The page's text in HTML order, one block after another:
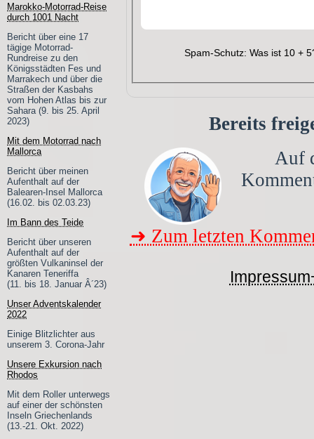
Marokko-Motorrad-Reise
durch 1001 Nacht
Bericht über eine 17
tägige Motorrad-
Rundreise zu den
Königsstädten Fes und
Marrakech und über die
Straßen der Kasbahs
vom Hohen Atlas bis zur
Sahara (9. bis 25. April
2023)
Mit dem Motorrad nach
Mallorca
Bericht über meinen
Aufenthalt auf der
Balearen-Insel Mallorca
(16.02. bis 02.03.23)
Im Bann des Teide
Bericht über unseren
Aufenthalt auf der
größten Vulkaninsel der
Kanaren Teneriffa
(11. bis 18. Januar Â´23)
Unser Adventskalender
2022
Einige Blitzlichter aus
unserem 3. Corona-Jahr
Unsere Exkursion nach
Rhodos
Mit dem Roller unterwegs
auf einer der schönsten
Inseln Griechenlands
(13.-21. Okt. 2022)
Spam-Schutz: Was ist 10 +
Bereits
Auf
➜ Zum letzten